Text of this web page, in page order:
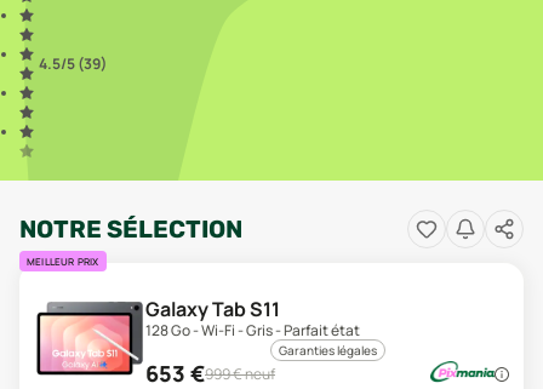
4.5/5 (39)
NOTRE SÉLECTION
MEILLEUR PRIX
Galaxy Tab S11
128 Go - Wi-Fi - Gris - Parfait état
Garanties légales
653 €999€ neuf